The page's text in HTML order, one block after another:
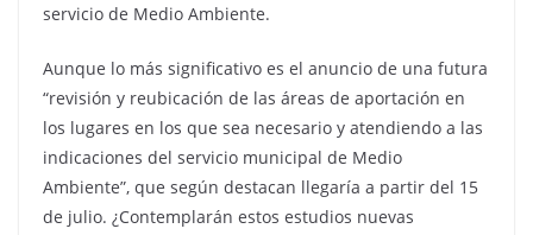
servicio de Medio Ambiente.
Aunque lo más significativo es el anuncio de una futura
“revisión y reubicación de las áreas de aportación en
los lugares en los que sea necesario y atendiendo a las
indicaciones del servicio municipal de Medio
Ambiente”, que según destacan llegaría a partir del 15
de julio. ¿Contemplarán estos estudios nuevas